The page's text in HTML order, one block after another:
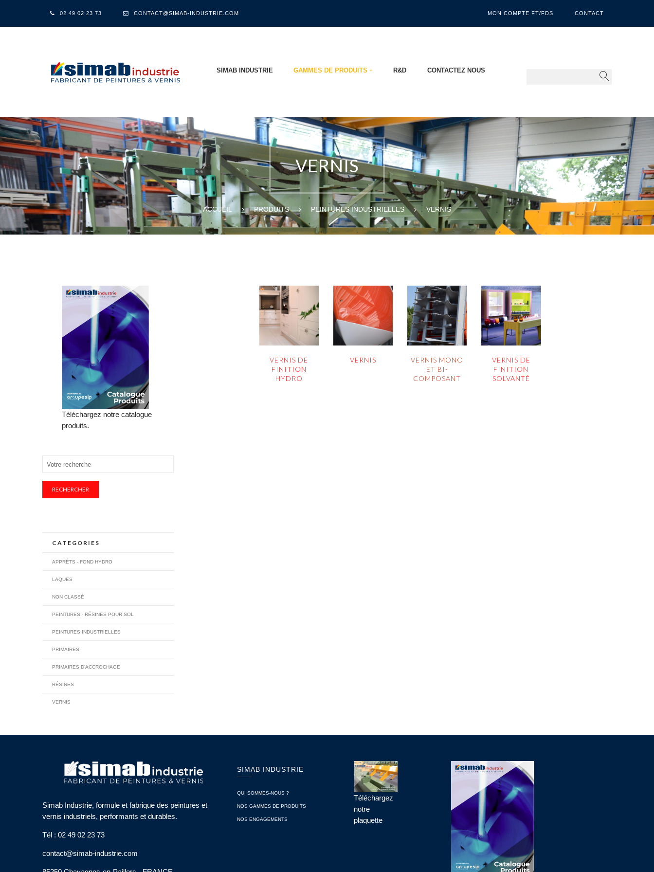
02 49 02 23 73 CONTACT@SIMAB-INDUSTRIE.COM MON COMPTE FT/FDS CONTACT
SIMAB INDUSTRIE GAMMES DE PRODUITS R&D CONTACTEZ NOUS
VERNIS
ACCUEIL PRODUITS PEINTURES INDUSTRIELLES VERNIS
VERNIS DE
FINITION
HYDRO
VERNIS
VERNIS MONO
ET BI-
COMPOSANT
VERNIS DE
FINITION
SOLVANTÉ
Téléchargez notre catalogue
produits.
RECHERCHER
CATEGORIES
APPRÊTS - FOND HYDRO
LAQUES
NON CLASSÉ
PEINTURES - RÉSINES POUR SOL
PEINTURES INDUSTRIELLES
PRIMAIRES
PRIMAIRES D'ACCROCHAGE
RÉSINES
VERNIS
Simab Industrie, formule et fabrique des peintures et
vernis industriels, performants et durables.
Tél : 02 49 02 23 73
contact@simab-industrie.com
SIMAB INDUSTRIE
QUI SOMMES-NOUS ?
NOS GAMMES DE PRODUITS
NOS ENGAGEMENTS
Téléchargez
notre
plaquette